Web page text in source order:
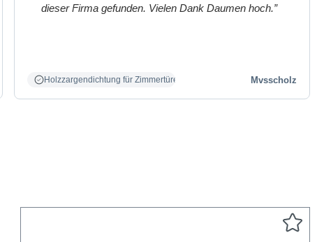
dieser Firma gefunden. Vielen Dank Daumen hoch.”
Holzzargendichtung für Zimmertüren weiß. Mvsscholz